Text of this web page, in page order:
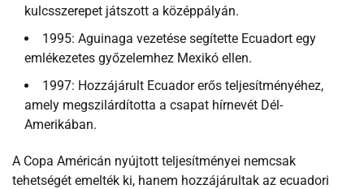
kulcsszerepet játszott a középpályán.
1995: Aguinaga vezetése segítette Ecuadort egy
emlékezetes győzelemhez Mexikó ellen.
1997: Hozzájárult Ecuador erős teljesítményéhez,
amely megszilárdította a csapat hírnevét Dél-
Amerikában.
A Copa Américán nyújtott teljesítményei nemcsak
tehetségét emelték ki, hanem hozzájárultak az ecuadori